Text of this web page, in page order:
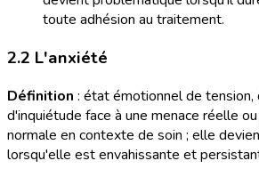
toute adhésion au traitement.
2.2 L'anxiété
Définition : état émotionnel de tension,
d'inquiétude face à une menace réelle
normale en contexte de soin ; elle
lorsqu'elle est envahissante et